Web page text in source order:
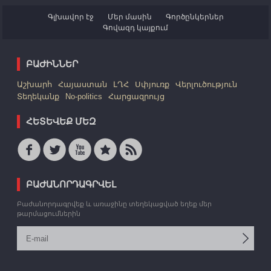
Գլխավոր էջ Մեր մասին
Գործընկերներ
Գովազդ կայքում
ԲԱԺԻՆՆԵՐ
Աշխարհ Հայաստան ԼՂՀ Սփյուռք
Վերլուծություն
Տեղեկանք
No-politics Հարցազրույց
ՀԵՏԵՎԵՔ ՄԵԶ
ԲԱԺԱՆՈՐԴԱԳՐՎԵԼ
Բաժանորդագրվեք և առաջինը տեղեկացված եղեք մեր
թարմացումներին